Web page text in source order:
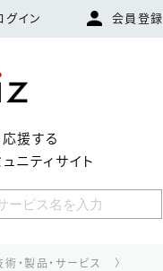
グイン 会員登録
援する
ニティサイト
術・製品・サービス